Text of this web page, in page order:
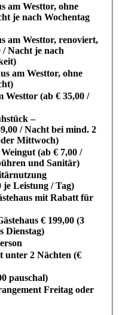
am Westtor, ohne
je nach Wochentag
am Westtor, renoviert,
Nacht je nach
am Westtor, ohne
Westtor (ab € 35,00 /
–
/ Nacht bei mind. 2
Mittwoch)
(ab € 7,00 /
und Sanitär)
je Leistung / Tag)
mit Rabatt für
€ 199,00 (3
Dienstag)
unter 2 Nächten (€
pauschal)
Freitag oder